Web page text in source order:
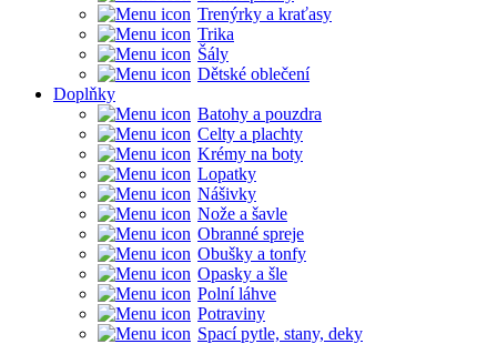
Trenýrky a kraťasy
Trika
Šály
Dětské oblečení
Doplňky
Batohy a pouzdra
Celty a plachty
Krémy na boty
Lopatky
Nášivky
Nože a šavle
Obranné spreje
Obušky a tonfy
Opasky a šle
Polní láhve
Potraviny
Spací pytle, stany, deky